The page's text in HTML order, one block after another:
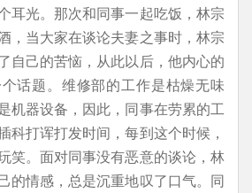
耳光。那次和同事一起吃饭，林宗
，当大家在谈论夫妻之事时，林宗
自己的苦恼，从此以后，他内心的
话题。维修部的工作是枯燥无味
机器设备，因此，同事在劳累的工
科打诨打发时间，每到这个时候，
笑。面对同事没有恶意的谈论，林
的情感，总是沉重地叹了口气。同